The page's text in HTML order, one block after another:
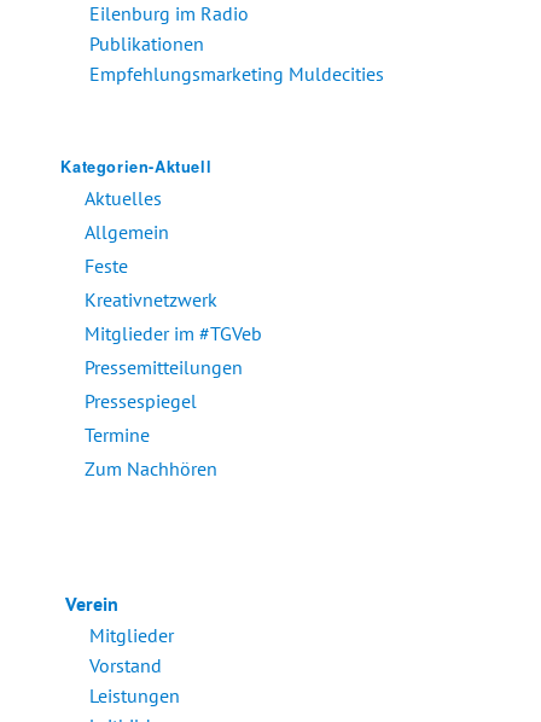
Eilenburg im Radio
Publikationen
Empfehlungsmarketing Muldecities
Kategorien-Aktuell
Aktuelles
Allgemein
Feste
Kreativnetzwerk
Mitglieder im #TGVeb
Pressemitteilungen
Pressespiegel
Termine
Zum Nachhören
Verein
Mitglieder
Vorstand
Leistungen